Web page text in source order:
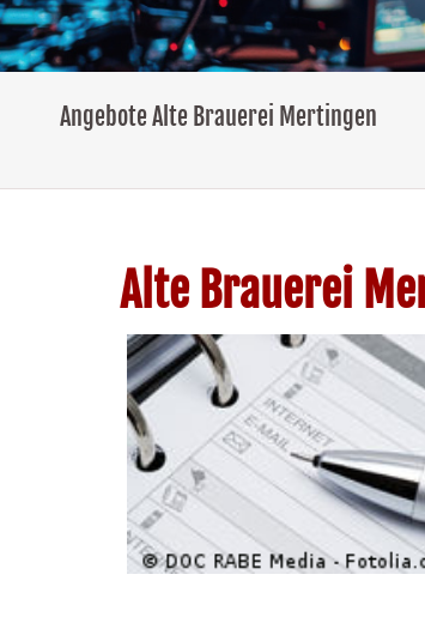
Angebote Alte Brauerei Mertingen
Alte Brauerei